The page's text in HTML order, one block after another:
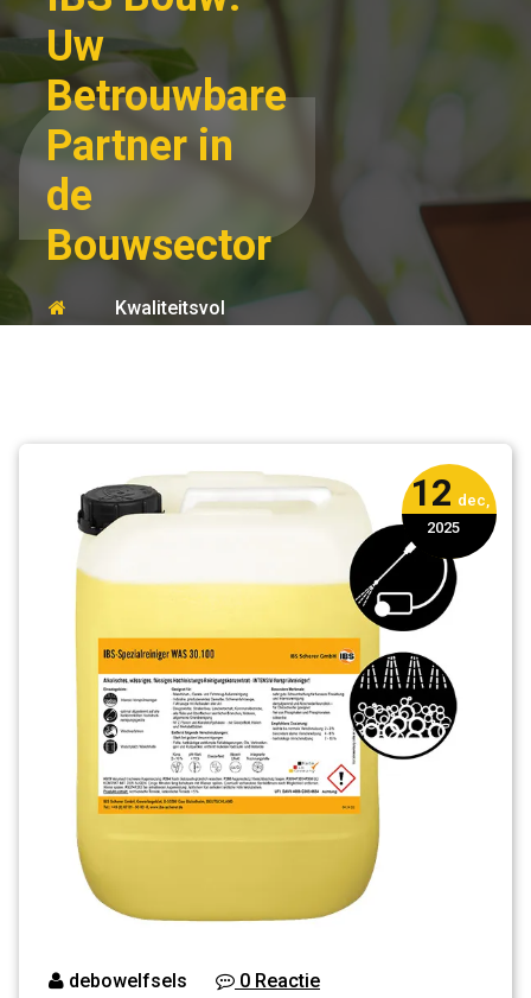
Uw
Betrouwbare
Partner in
de
Bouwsector
Kwaliteitsvol
Bouwsector
12 dec,
2025
debowelfsels 0 Reactie